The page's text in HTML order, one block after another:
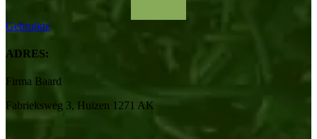
Gebruikte
ADRES:
Firma Baard
Fabrieksweg 3, Huizen 1271 AK